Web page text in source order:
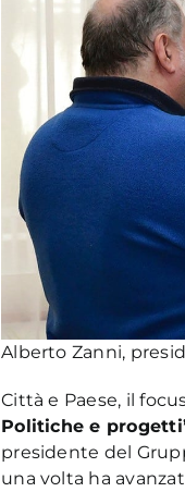
Alberto Zanni,
Città e Paese, il
Politiche e
presidente del
una volta ha